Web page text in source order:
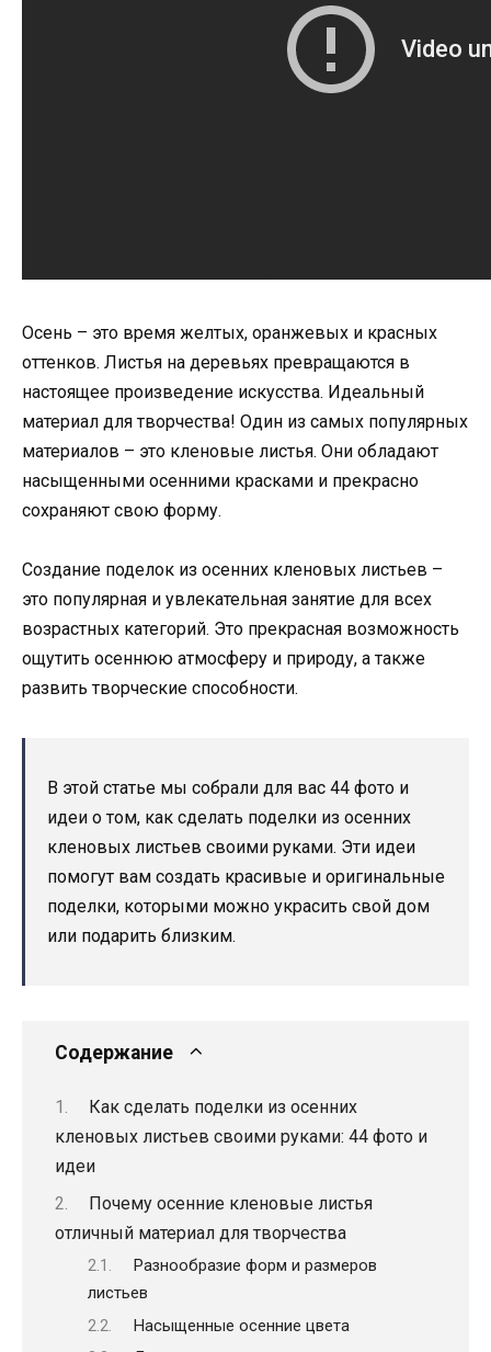
Осень – это время желтых, оранжевых и красных
оттенков. Листья на деревьях превращаются в
настоящее произведение искусства. Идеальный
материал для творчества! Один из самых популярных
материалов – это кленовые листья. Они обладают
насыщенными осенними красками и прекрасно
сохраняют свою форму.
Создание поделок из осенних кленовых листьев –
это популярная и увлекательная занятие для всех
возрастных категорий. Это прекрасная возможность
ощутить осеннюю атмосферу и природу, а также
развить творческие способности.
В этой статье мы собрали для вас 44 фото и
идеи о том, как сделать поделки из осенних
кленовых листьев своими руками. Эти идеи
помогут вам создать красивые и оригинальные
поделки, которыми можно украсить свой дом
или подарить близким.
Содержание
Как сделать поделки из осенних
кленовых листьев своими руками: 44 фото и
идеи
Почему осенние кленовые листья
отличный материал для творчества
Разнообразие форм и размеров
листьев
Насыщенные осенние цвета